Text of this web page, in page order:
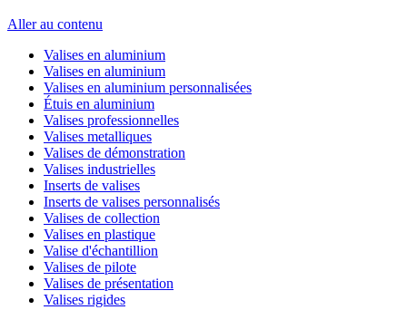
Aller au contenu
Valises en aluminium
Valises en aluminium
Valises en aluminium personnalisées
Étuis en aluminium
Valises professionnelles
Valises metalliques
Valises de démonstration
Valises industrielles
Inserts de valises
Inserts de valises personnalisés
Valises de collection
Valises en plastique
Valise d'échantillion
Valises de pilote
Valises de présentation
Valises rigides